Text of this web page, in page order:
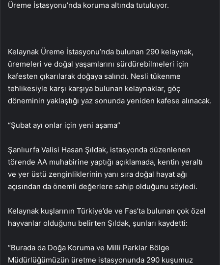
Üreme İstasyonu’nda koruma altında tutuluyor.
Kelaynak Üreme İstasyonu’nda bulunan 290 kelaynak,
üremeleri ve doğal yaşamlarını sürdürebilmeleri için
kafesten çıkarılarak doğaya salındı. Nesli tükenme
tehlikesiyle karşı karşıya bulunan kelaynaklar, göç
döneminin yaklaştığı yaz sonunda yeniden kafese alınacak.
“Şubat ayı onlar için yeni aşama”
Şanlıurfa Valisi Hasan Şıldak, istasyonda düzenlenen
törende AA muhabirine yaptığı açıklamada, kentin yeraltı
ve yer üstü zenginliklerinin yanı sıra doğal hayat ağı
açısından da önemli değerlere sahip olduğunu söyledi.
Kelaynak kuşlarının Türkiye’de ve Fas’ta bulunan çok özel
hayvanlar olduğunu belirten Şıldak, şunları kaydetti:
“Burada da Doğa Koruma ve Milli Parklar Bölge
Müdürlüğümüzün üretme istasyonunda 290 kuşumuz